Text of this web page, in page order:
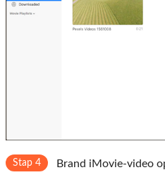
Stap 4 Brand iMovie-video